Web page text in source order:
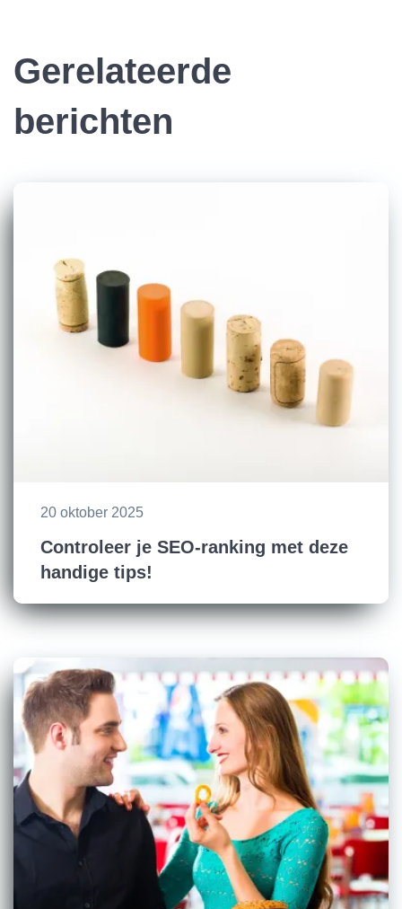
Gerelateerde
berichten
20 oktober 2025
Controleer je SEO-ranking met deze
handige tips!